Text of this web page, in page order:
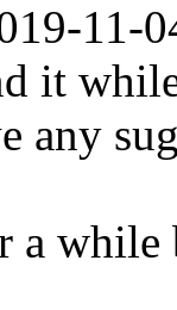
11-
it
any
while